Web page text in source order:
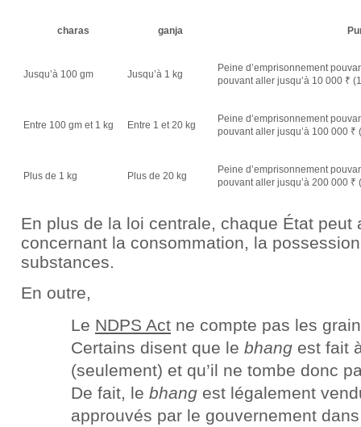
charas ganja
Jusqu’à 100 gm Jusqu’à 1 kg
Peine d’emprisonnement
pouvant aller jusqu’à 10 000 ₹
Entre 100 gm et 1 kg Entre 1 et 20 kg
Peine d’emprisonnement
pouvant aller jusqu’à 100 000 ₹
Plus de 1 kg Plus de 20 kg
Peine d’emprisonnement
pouvant aller jusqu’à 200 000 ₹
En plus de la loi centrale, chaque État peut
concernant la consommation, la
substances.
En outre,
Le NDPS Act ne compte pas les
Certains disent que le bhang est fait
(seulement) et qu’il ne tombe donc
De fait, le bhang est légalement
approuvés par le gouvernement